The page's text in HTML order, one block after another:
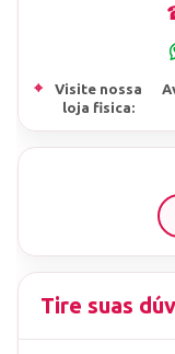
⌖
Visite nossa
loja fisica:
Tire suas